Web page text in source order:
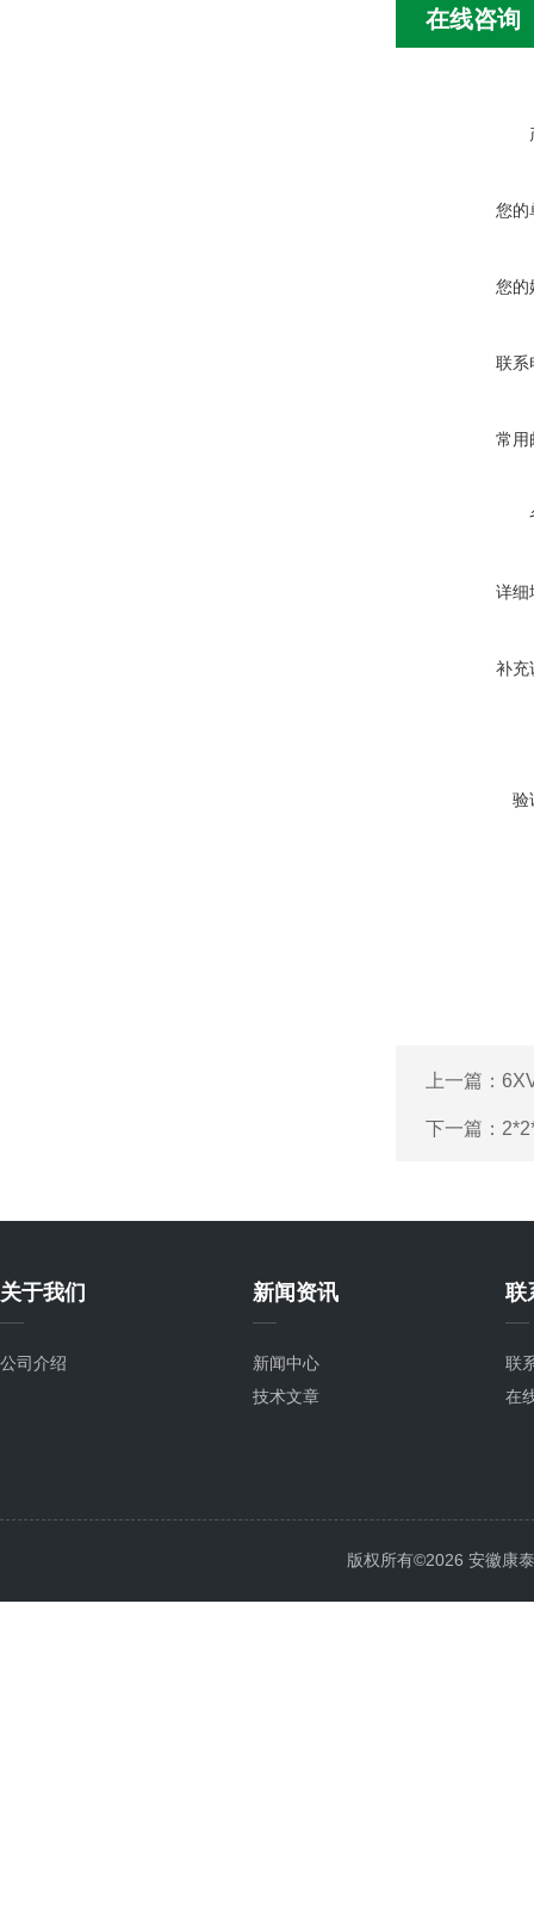
在线咨询
您的
您的
联系
常用
详细
补充
验
上一篇：
下一篇：
关于我们
公司介绍
新闻资讯
新闻中心
技术文章
联
联
在
版权所有©2026 安徽康